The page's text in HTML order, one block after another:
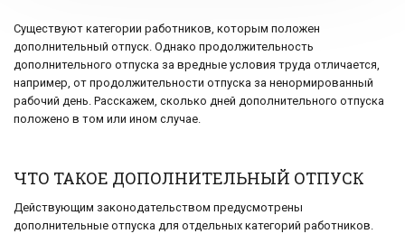
Существуют категории работников, которым положен
дополнительный отпуск. Однако продолжительность
дополнительного отпуска за вредные условия труда отличается,
например, от продолжительности отпуска за ненормированный
рабочий день. Расскажем, сколько дней дополнительного отпуска
положено в том или ином случае.
ЧТО ТАКОЕ ДОПОЛНИТЕЛЬНЫЙ ОТПУСК
Действующим законодательством предусмотрены
дополнительные отпуска для отдельных категорий работников.